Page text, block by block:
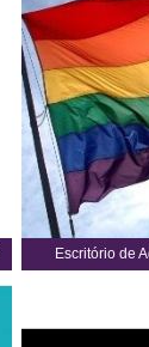
Escritório de